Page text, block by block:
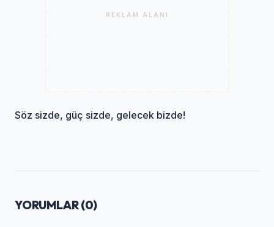
REKLAM ALANI
Söz sizde, güç sizde, gelecek bizde!
YORUMLAR (0)